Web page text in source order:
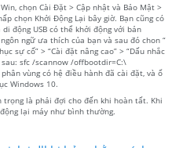
chọn Cài Đặt > Cập nhật và Bảo Mật >
chọn Khởi Động Lại bây giờ. Bạn cũng có
động USB có thể khởi động với bản
ngữ ưa thích của bạn và sau đó chon “
sự cố” > “Cài đặt nâng cao” > “Dấu nhắc
sfc /scannow /offbootdir=C:\
vùng có hệ điều hành đã cài đặt, và ổ
Windows 10.
là phải đợi cho đến khi hoàn tất. Khi
lại máy như bình thường.